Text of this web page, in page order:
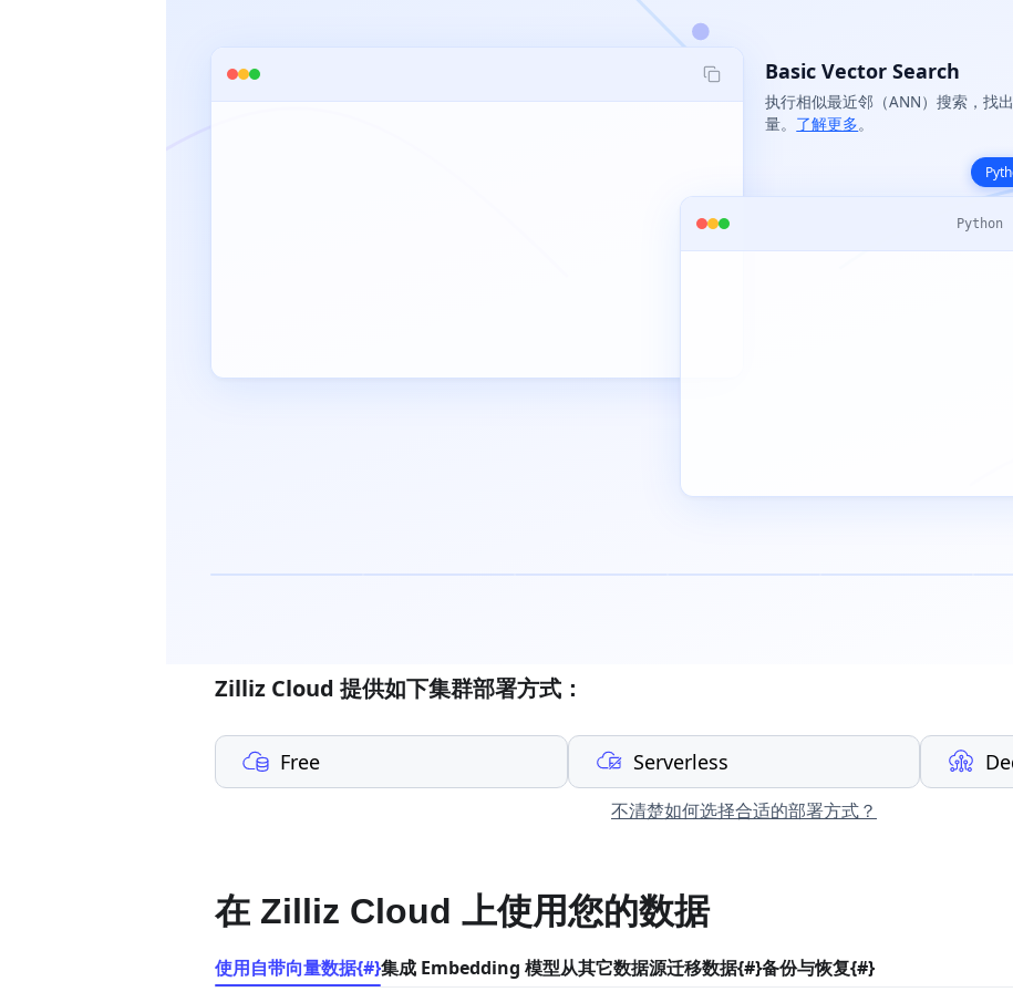
Basic Vector Search
执行相似最近邻（ANN）搜索，找
量。 了解更多。
Python
Zilliz Cloud 提供如下集群部署方式：
Free Serverless
不清楚如何选择合适的部署方式？
在 Zilliz Cloud 上使用您的数据
使用自带向量数据{#}集成 Embedding 模型从其它数据源迁移数据{#}备份与恢复{#}